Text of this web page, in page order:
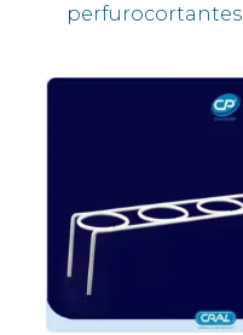
perfurocortantes